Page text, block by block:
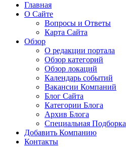
Главная
О Сайте
Вопросы и Ответы
Карта Сайта
Обзор
О редакции портала
Обзор категорий
Обзор локаций
Календарь событий
Вакансии Компаний
Блог Сайта
Категории Блога
Архив Блога
Специальная Подборка
Добавить Компанию
Контакты